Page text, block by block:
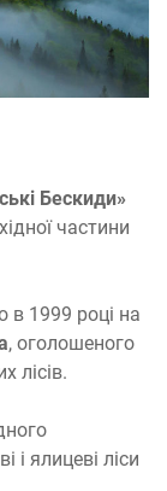
Бескиди»
частини
в 1999 році на
, оголошеного
лісів.
і ялицеві ліси